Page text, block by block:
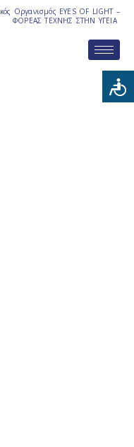
Οργανισμός EYES OF LIGHT –
ΦΟΡΕΑΣ ΤΕΧΝΗΣ ΣΤΗΝ ΥΓΕΙΑ